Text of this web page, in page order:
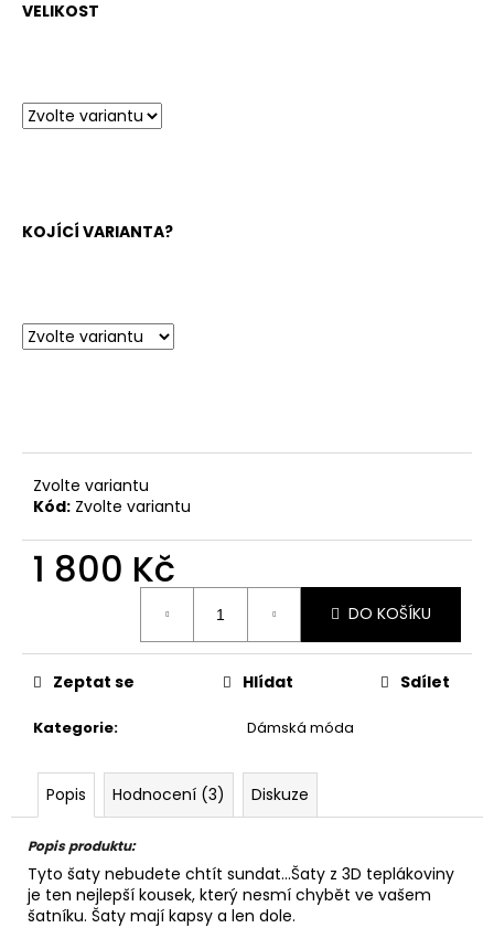
VELIKOST
KOJÍCÍ VARIANTA?
Zvolte variantu
Kód: Zvolte variantu
1 800 Kč
DO KOŠÍKU
Kategorie: Dámská móda
Zeptat se Hlídat Sdílet
Popis Hodnocení (3) Diskuze
Popis produktu:
Tyto šaty nebudete chtít sundat...Šaty z 3D teplákoviny
je ten nejlepší kousek, který nesmí chybět ve vašem
šatníku. Šaty mají kapsy a len dole.